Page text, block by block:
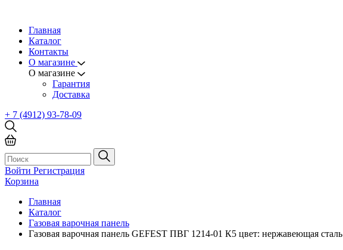
Главная
Каталог
Контакты
О магазине
О магазине
Гарантия
Доставка
+ 7 (4912) 93-78-09
Войти Регистрация
Корзина
Главная
Каталог
Газовая варочная панель
Газовая варочная панель GEFEST ПВГ 1214-01 К5 цвет: нержавеющая сталь